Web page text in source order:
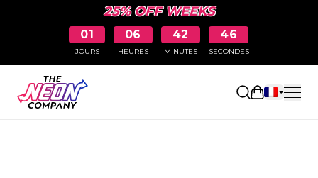
25% OFF WEEKS
01
JOURS
06
HEURES
42
MINUTES
46
SECONDES
Ouvrir le
PAGE NON TROUVÉE